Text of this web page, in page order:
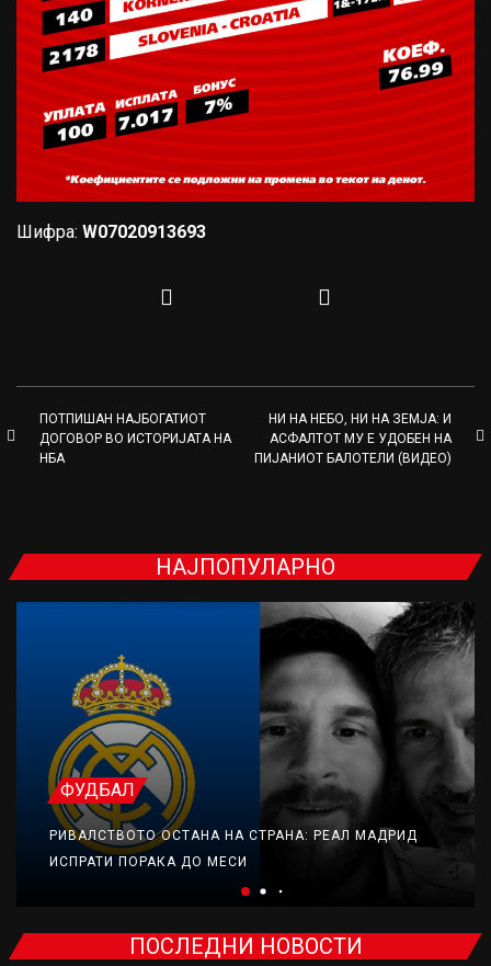
Шифра: W07020913693
ПОТПИШАН НАЈБОГАТИОТ
ДОГОВОР ВО ИСТОРИЈАТА НА
НБА
НИ НА НЕБО, НИ НА ЗЕМЈА: И
АСФАЛТОТ МУ Е УДОБЕН НА
ПИЈАНИОТ БАЛОТЕЛИ (ВИДЕО)
НАЈПОПУЛАРНО
ФУДБАЛ
РИВАЛСТВОТО ОСТАНА НА СТРАНА: РЕАЛ МАДРИД
ИСПРАТИ ПОРАКА ДО МЕСИ
ПОСЛЕДНИ НОВОСТИ